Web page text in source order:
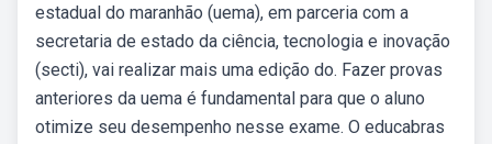
estadual do maranhão (uema), em parceria com a
secretaria de estado da ciência, tecnologia e inovação
(secti), vai realizar mais uma edição do. Fazer provas
anteriores da uema é fundamental para que o aluno
otimize seu desempenho nesse exame. O educabras